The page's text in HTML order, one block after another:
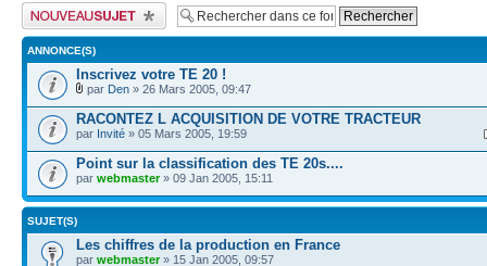
Publier un nouveau sujet
ANNONCE(S)
Inscrivez votre TE 20 !
par Den » 26 Mars 2005, 09:47
RACONTEZ L ACQUISITION DE VOTRE TRACTEUR
par Invité » 05 Mars 2005, 19:59
Point sur la classification des TE 20s....
par webmaster» 09 Jan 2005, 15:11
SUJET(S)
Les chiffres de la production en France
par webmaster» 15 Jan 2005, 09:57